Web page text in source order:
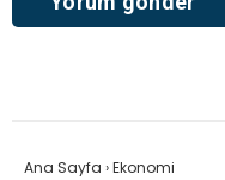
Ana Sayfa ›Ekonomi